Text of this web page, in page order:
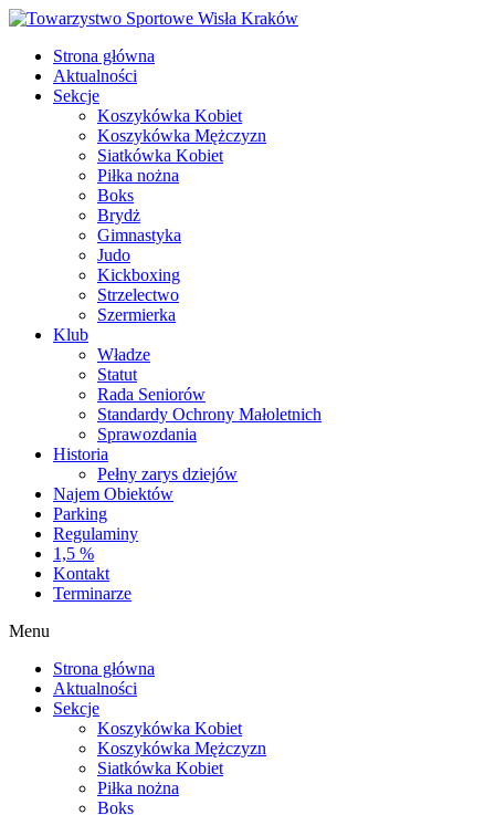
Strona główna
Aktualności
Sekcje
Koszykówka Kobiet
Koszykówka Mężczyzn
Siatkówka Kobiet
Piłka nożna
Boks
Brydż
Gimnastyka
Judo
Kickboxing
Strzelectwo
Szermierka
Klub
Władze
Statut
Rada Seniorów
Standardy Ochrony Małoletnich
Sprawozdania
Historia
Pełny zarys dziejów
Najem Obiektów
Parking
Regulaminy
1,5 %
Kontakt
Terminarze
Menu
Strona główna
Aktualności
Sekcje
Koszykówka Kobiet
Koszykówka Mężczyzn
Siatkówka Kobiet
Piłka nożna
Boks